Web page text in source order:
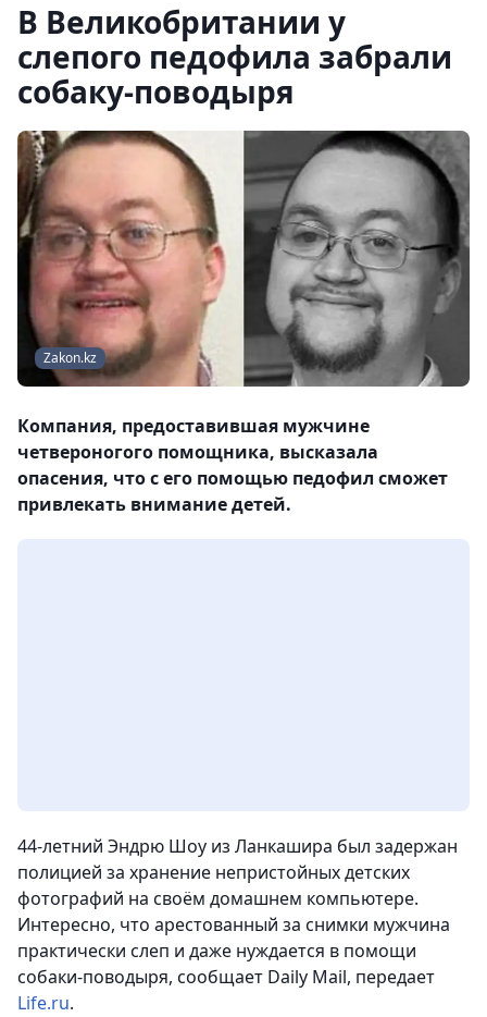
В Великобритании у
слепого педофила забрали
собаку-поводыря
Zakon.kz
Компания, предоставившая мужчине
четвероногого помощника, высказала
опасения, что с его помощью педофил сможет
привлекать внимание детей.
44-летний Эндрю Шоу из Ланкашира был задержан
полицией за хранение непристойных детских
фотографий на своём домашнем компьютере.
Интересно, что арестованный за снимки мужчина
практически слеп и даже нуждается в помощи
собаки-поводыря, сообщает Daily Mail, передает
Life.ru.